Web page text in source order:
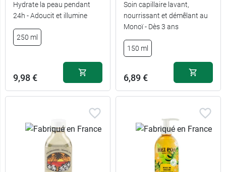
6,89 €
Recharge
Hydrate la peau pendant
24h - Adoucit et illumine
250 ml
9,98 €
Soin capillaire lavant,
nourrissant et démêlant au
Monoï - Dès 3 ans
150 ml
6,89 €